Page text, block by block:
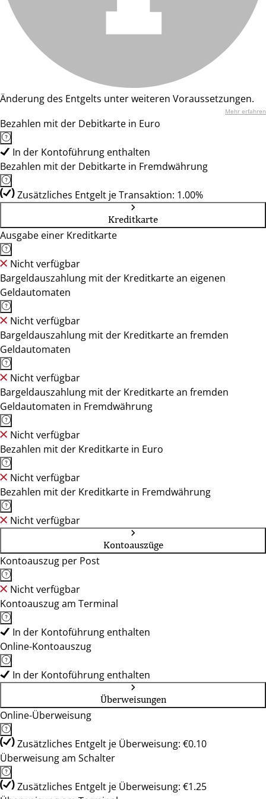
Änderung des Entgelts unter weiteren Voraussetzungen.
Mehr erfahren
Bezahlen mit der Debitkarte in Euro
In der Kontoführung enthalten
Bezahlen mit der Debitkarte in Fremdwährung
Zusätzliches Entgelt je Transaktion: 1.00%
Kreditkarte
Ausgabe einer Kreditkarte
Nicht verfügbar
Bargeldauszahlung mit der Kreditkarte an eigenen
Geldautomaten
Nicht verfügbar
Bargeldauszahlung mit der Kreditkarte an fremden
Geldautomaten
Nicht verfügbar
Bargeldauszahlung mit der Kreditkarte an fremden
Geldautomaten in Fremdwährung
Nicht verfügbar
Bezahlen mit der Kreditkarte in Euro
Nicht verfügbar
Bezahlen mit der Kreditkarte in Fremdwährung
Nicht verfügbar
Kontoauszüge
Kontoauszug per Post
Nicht verfügbar
Kontoauszug am Terminal
In der Kontoführung enthalten
Online-Kontoauszug
In der Kontoführung enthalten
Überweisungen
Online-Überweisung
Zusätzliches Entgelt je Überweisung: €0.10
Überweisung am Schalter
Zusätzliches Entgelt je Überweisung: €1.25